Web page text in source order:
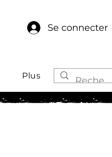
Se connecter
Plus